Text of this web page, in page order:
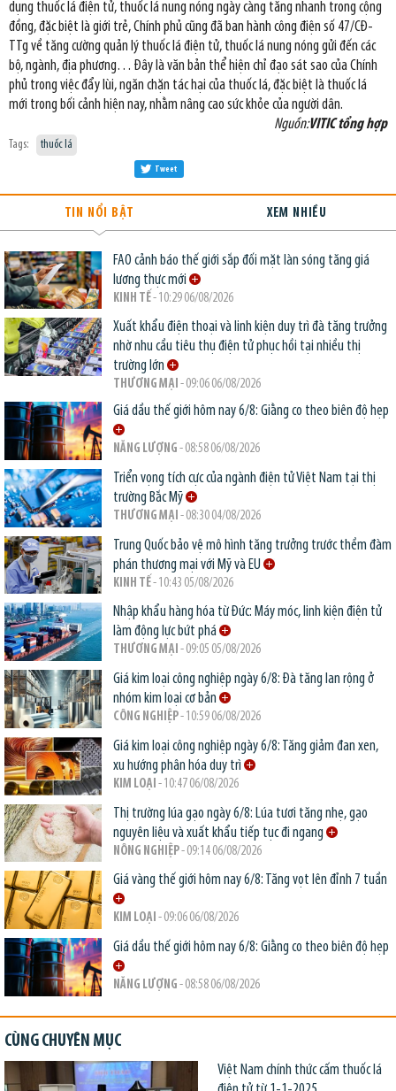
dụng thuốc lá điện tử, thuốc lá nung nóng ngày càng tăng nhanh trong cộng
đồng, đặc biệt là giới trẻ, Chính phủ cũng đã ban hành công điện số 47/CĐ-
TTg về tăng cường quản lý thuốc lá điện tử, thuốc lá nung nóng gửi đến các
bộ, ngành, địa phương… Đây là văn bản thể hiện chỉ đạo sát sao của Chính
phủ trong việc đẩy lùi, ngăn chặn tác hại của thuốc lá, đặc biệt là thuốc lá
mới trong bối cảnh hiện nay, nhằm nâng cao sức khỏe của người dân.
Nguồn:VITIC tổng hợp
Tags: thuốc lá
Tweet
TIN NỔI BẬT XEM NHIỀU
FAO cảnh báo thế giới sắp đối mặt làn sóng tăng giá
lương thực mới
KINH TẾ- 10:29 06/08/2026
Xuất khẩu điện thoại và linh kiện duy trì đà tăng trưởng
nhờ nhu cầu tiêu thụ điện tử phục hồi tại nhiều thị
trường lớn
THƯƠNG MẠI - 09:06 06/08/2026
Giá dầu thế giới hôm nay 6/8: Giằng co theo biên độ hẹp
NĂNG LƯỢNG - 08:58 06/08/2026
Triển vọng tích cực của ngành điện tử Việt Nam tại thị
trường Bắc Mỹ
THƯƠNG MẠI - 08:30 04/08/2026
Trung Quốc bảo vệ mô hình tăng trưởng trước thềm đàm
phán thương mại với Mỹ và EU
KINH TẾ- 10:43 05/08/2026
Nhập khẩu hàng hóa từ Đức: Máy móc, linh kiện điện tử
làm động lực bứt phá
THƯƠNG MẠI - 09:05 05/08/2026
Giá kim loại công nghiệp ngày 6/8: Đà tăng lan rộng ở
nhóm kim loại cơ bản
CÔNG NGHIỆP- 10:59 06/08/2026
Giá kim loại công nghiệp ngày 6/8: Tăng giảm đan xen,
xu hướng phân hóa duy trì
KIM LOẠI - 10:47 06/08/2026
Thị trường lúa gạo ngày 6/8: Lúa tươi tăng nhẹ, gạo
nguyên liệu và xuất khẩu tiếp tục đi ngang
NÔNG NGHIỆP- 09:14 06/08/2026
Giá vàng thế giới hôm nay 6/8: Tăng vọt lên đỉnh 7 tuần
KIM LOẠI - 09:06 06/08/2026
Giá dầu thế giới hôm nay 6/8: Giằng co theo biên độ hẹp
NĂNG LƯỢNG - 08:58 06/08/2026
CÙNG CHUYÊN MỤC
Việt Nam chính thức cấm thuốc lá